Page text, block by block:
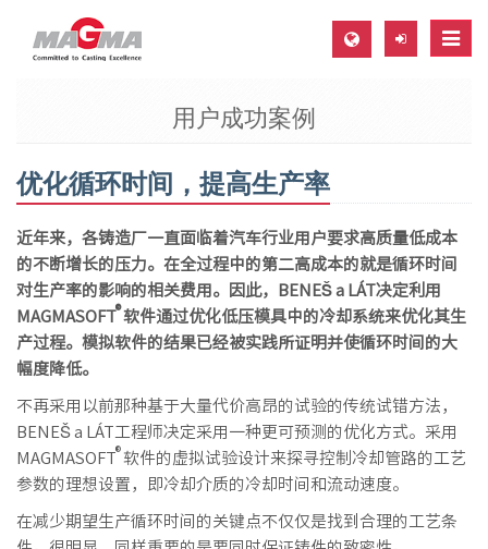
MAGMA Europe, Germany
EN
MAGMA North-America, USA
EN
ES
MAGMA Asia-Pacific, Singapore
EN
MAGMA South-America, Brazil
PT
ES
用户成功案例
优化循环时间，提高生产率
近年来，各铸造厂一直面临着汽车行业用户要求高质量低成本
的不断增长的压力。在全过程中的第二高成本的就是循环时间
对生产率的影响的相关费用。因此，BENEŠ a LÁT决定利用
MAGMASOFT®软件通过优化低压模具中的冷却系统来优化其生
产过程。模拟软件的结果已经被实践所证明并使循环时间的大
幅度降低。
不再采用以前那种基于大量代价高昂的试验的传统试错方法，
BENEŠ a LÁT工程师决定采用一种更可预测的优化方式。采用
MAGMASOFT® 软件的虚拟试验设计来探寻控制冷却管路的工艺
参数的理想设置，即冷却介质的冷却时间和流动速度。
在减少期望生产循环时间的关键点不仅仅是找到合理的工艺条